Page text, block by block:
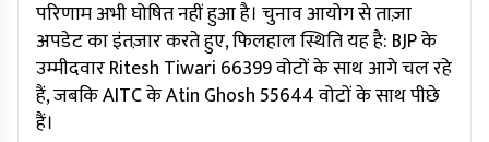
परिणाम अभी घोषित नहीं हुआ है। चुनाव आयोग से ताज़ा
अपडेट का इंतज़ार करते हुए, फिलहाल स्थिति यह है: BJP के
उम्मीदवार Ritesh Tiwari 66399 वोटों के साथ आगे चल रहे
हैं, जबकि AITC के Atin Ghosh 55644 वोटों के साथ पीछे
हैं।